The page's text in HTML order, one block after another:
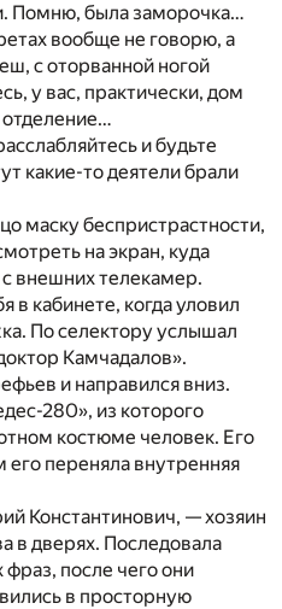
Помню, была заморочка…
вообще не говорю, а
с оторванной ногой
у вас, практически, дом
и будьте
какие-то деятели брали
маску беспристрастности,
на экран, куда
внешних телекамер.
в кабинете, когда уловил
По селектору услышал
Камчадалов».
и направился вниз.
280», из которого
костюме человек. Его
его переняла внутренняя
Константинович, — хозяин
в дверях. Последовала
после чего они
в просторную